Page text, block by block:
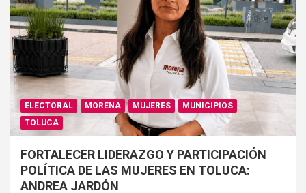
ELECTORAL MORENA MUJERES
MUNICIPIOS
TOLUCA
FORTALECER LIDERAZGO Y PARTICIPACIÓN
POLÍTICA DE LAS MUJERES EN TOLUCA:
ANDREA JARDÓN